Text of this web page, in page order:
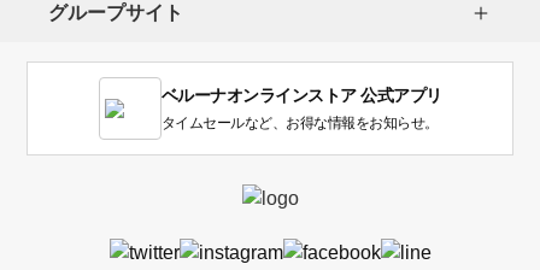
グループサイト
ベルーナオンラインストア 公式アプリ
タイムセールなど、お得な情報をお知らせ。